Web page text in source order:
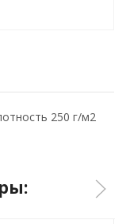
250 г/м2